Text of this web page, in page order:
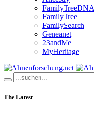
FamilyTreeDNA
FamilyTree
FamilySearch
Geneanet
23andMe
MyHeritage
The Latest